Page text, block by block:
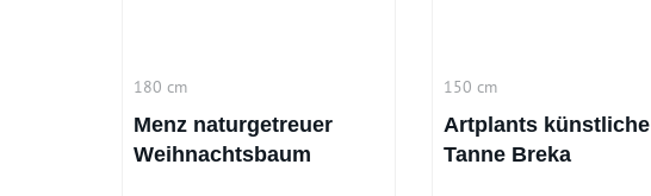
180 cm
Menz naturgetreuer
Weihnachtsbaum
150 cm
Artplants künstliche
Tanne Breka